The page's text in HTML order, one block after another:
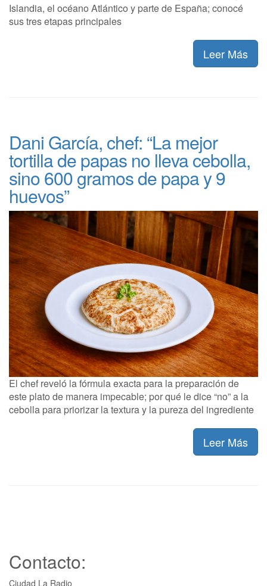
Islandia, el océano Atlántico y parte de España; conocé
sus tres etapas principales
Leer Más
Dani García, chef: “La mejor
tortilla de papas no lleva cebolla,
sino 600 gramos de papa y 9
huevos”
El chef reveló la fórmula exacta para la preparación de
este plato de manera impecable; por qué le dice “no” a la
cebolla para priorizar la textura y la pureza del ingrediente
Leer Más
Contacto:
Ciudad La Radio